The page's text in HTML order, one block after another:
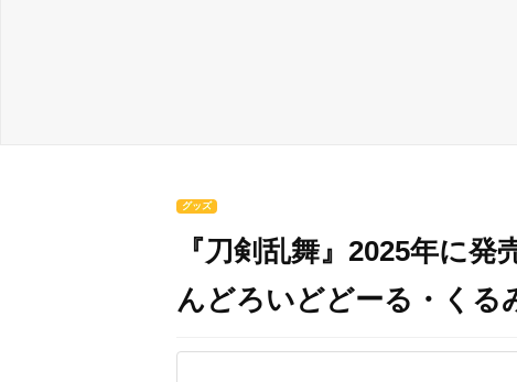
グッズ
『刀剣乱舞』2025年に
んどろいどどーる・くる